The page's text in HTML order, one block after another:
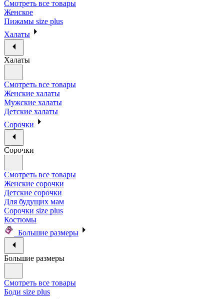
Смотреть все товары
Женское
Пижамы size plus
Халаты
Халаты
Смотреть все товары
Женские халаты
Мужские халаты
Детские халаты
Сорочки
Сорочки
Смотреть все товары
Женские сорочки
Детские сорочки
Для будущих мам
Сорочки size plus
Костюмы
Большие размеры
Большие размеры
Смотреть все товары
Боди size plus